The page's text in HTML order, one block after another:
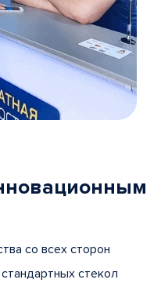
со всех сторон
стекол